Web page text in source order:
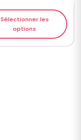
Sélectionner les
options